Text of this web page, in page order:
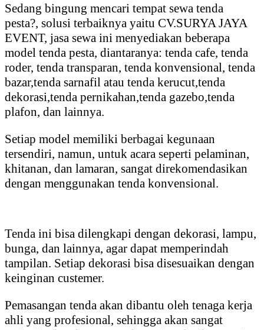
Sedang bingung mencari tempat sewa tenda
pesta?, solusi terbaiknya yaitu CV.SURYA JAYA
EVENT, jasa sewa ini menyediakan beberapa
model tenda pesta, diantaranya: tenda cafe, tenda
roder, tenda transparan, tenda konvensional, tenda
bazar,tenda sarnafil atau tenda kerucut,tenda
dekorasi,tenda pernikahan,tenda gazebo,tenda
plafon, dan lainnya.
Setiap model memiliki berbagai kegunaan
tersendiri, namun, untuk acara seperti pelaminan,
khitanan, dan lamaran, sangat direkomendasikan
dengan menggunakan tenda konvensional.
Tenda ini bisa dilengkapi dengan dekorasi, lampu,
bunga, dan lainnya, agar dapat memperindah
tampilan. Setiap dekorasi bisa disesuaikan dengan
keinginan custemer.
Pemasangan tenda akan dibantu oleh tenaga kerja
ahli yang profesional, sehingga akan sangat